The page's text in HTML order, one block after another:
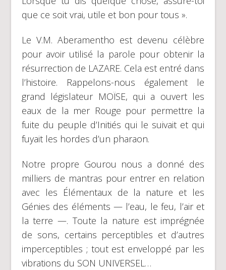
que ce soit vrai, utile et bon pour tous ».
Le V.M. Aberamentho est devenu célèbre
pour avoir utilisé la parole pour obtenir la
résurrection de LAZARE. Cela est entré dans
l’histoire. Rappelons-nous également le
grand législateur MOÏSE, qui a ouvert les
eaux de la mer Rouge pour permettre la
fuite du peuple d’Initiés qui le suivait et qui
fuyait les hordes d’un pharaon.
Notre propre Gourou nous a donné des
milliers de mantras pour entrer en relation
avec les Élémentaux de la nature et les
Génies des éléments — l’eau, le feu, l’air et
la terre —. Toute la nature est imprégnée
de sons, certains perceptibles et d’autres
imperceptibles ; tout est enveloppé par les
vibrations du SON UNIVERSEL…